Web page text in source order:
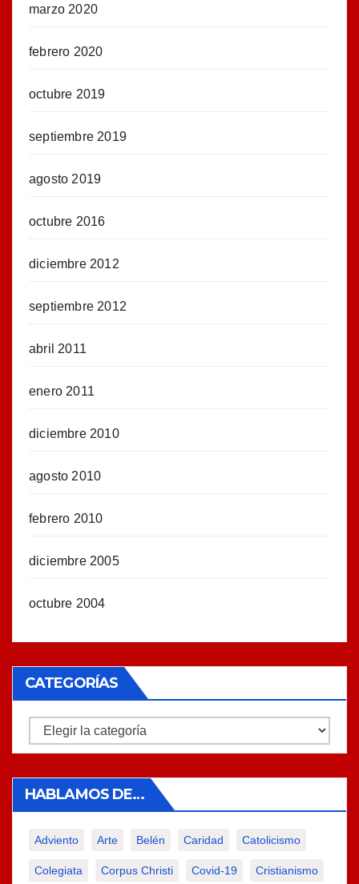
marzo 2020
febrero 2020
octubre 2019
septiembre 2019
agosto 2019
octubre 2016
diciembre 2012
septiembre 2012
abril 2011
enero 2011
diciembre 2010
agosto 2010
febrero 2010
diciembre 2005
octubre 2004
CATEGORÍAS
Categorías
HABLAMOS DE…
Adviento Arte Belén Caridad Catolicismo
Colegiata Corpus Christi Covid-19 Cristianismo